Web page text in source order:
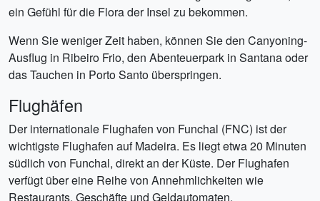
ein Gefühl für die Flora der Insel zu bekommen.
Wenn Sie weniger Zeit haben, können Sie den Canyoning-
Ausflug in Ribeiro Frio, den Abenteuerpark in Santana oder
das Tauchen in Porto Santo überspringen.
Flughäfen
Der internationale Flughafen von Funchal (FNC) ist der
wichtigste Flughafen auf Madeira. Es liegt etwa 20 Minuten
südlich von Funchal, direkt an der Küste. Der Flughafen
verfügt über eine Reihe von Annehmlichkeiten wie
Restaurants, Geschäfte und Geldautomaten.